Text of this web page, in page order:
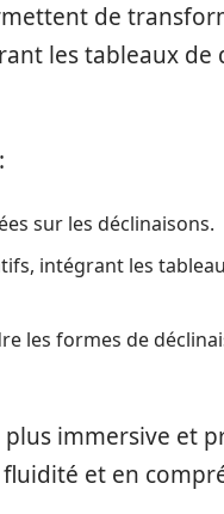
de
les tableaux de
sur les déclinaisons.
intégrant les
les formes de
immersive et
et en